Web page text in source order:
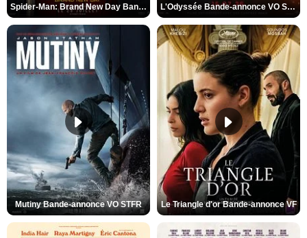
Spider-Man: Brand New Day Bande-annonce VO STFR L'Odyssée Bande-annonce VO STFR
Mutiny Bande-annonce VO STFR Le Triangle d'or Bande-annonce VF